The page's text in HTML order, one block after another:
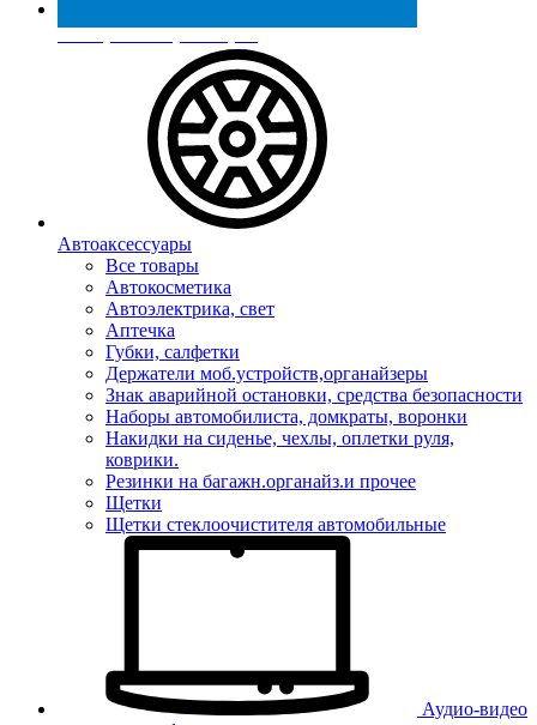
Реестр МинПромТорга
Автоаксессуары
Все товары
Автокосметика
Автоэлектрика, свет
Аптечка
Губки, салфетки
Держатели моб.устройств,органайзеры
Знак аварийной остановки, средства безопасности
Наборы автомобилиста, домкраты, воронки
Накидки на сиденье, чехлы, оплетки руля,
коврики.
Резинки на багажн.органайз.и прочее
Щетки
Щетки стеклоочистителя автомобильные
Аудио-видео